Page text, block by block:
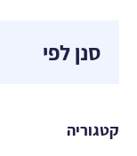
סנן לפי
קטגוריה